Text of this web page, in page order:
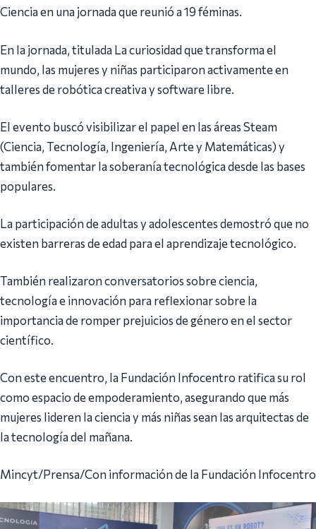
Ciencia en una jornada que reunió a 19 féminas.
En la jornada, titulada La curiosidad que transforma el
mundo, las mujeres y niñas participaron activamente en
talleres de robótica creativa y software libre.
El evento buscó visibilizar el papel en las áreas Steam
(Ciencia, Tecnología, Ingeniería, Arte y Matemáticas) y
también fomentar la soberanía tecnológica desde las bases
populares.
La participación de adultas y adolescentes demostró que no
existen barreras de edad para el aprendizaje tecnológico.
También realizaron conversatorios sobre ciencia,
tecnología e innovación para reflexionar sobre la
importancia de romper prejuicios de género en el sector
científico.
Con este encuentro, la Fundación Infocentro ratifica su rol
como espacio de empoderamiento, asegurando que más
mujeres lideren la ciencia y más niñas sean las arquitectas de
la tecnología del mañana.
Mincyt/Prensa/Con información de la Fundación Infocentro